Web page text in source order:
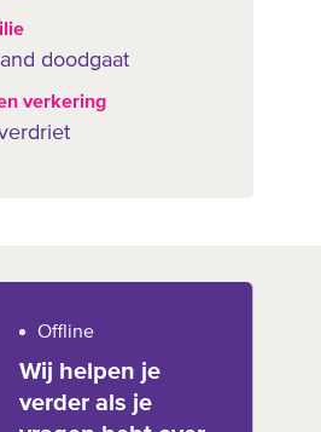
doodgaat
verkering
Offline
Wij helpen je
verder als je